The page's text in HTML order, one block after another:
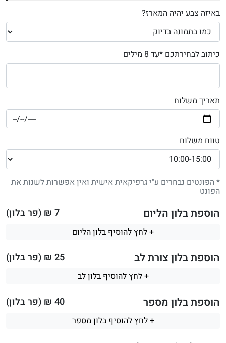
באיזה צבע יהיה המארז?
כיתוב לבחירתכם *עד 8 מילים
תאריך משלוח
טווח משלוח
* הפונטים נבחרים ע"י גרפיקאית אישית ואין אפשרות לשנות את
הפונט
הוספת בלון הליום 7 ₪ (פר בלון)
+ לחץ להוסיף בלון הליום
הוספת בלון צורת לב 25 ₪ (פר בלון)
+ לחץ להוסיף בלון לב
הוספת בלון מספר 40 ₪ (פר בלון)
+ לחץ להוסיף בלון מספר